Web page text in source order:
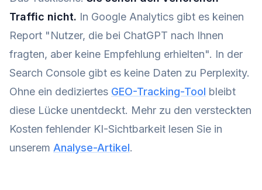
Traffic nicht. In Google Analytics gibt es keinen
Report "Nutzer, die bei ChatGPT nach Ihnen
fragten, aber keine Empfehlung erhielten". In der
Search Console gibt es keine Daten zu Perplexity.
Ohne ein dediziertes GEO-Tracking-Tool bleibt
diese Lücke unentdeckt. Mehr zu den versteckten
Kosten fehlender KI-Sichtbarkeit lesen Sie in
unserem Analyse-Artikel.